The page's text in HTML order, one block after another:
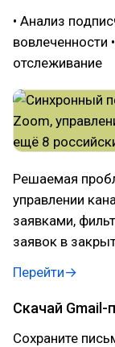
• Анализ
вовлеченности
отслеживание
Решаемая
управлении
заявками,
заявок в
Перейти→
Скачай Gmail-
Сохраните